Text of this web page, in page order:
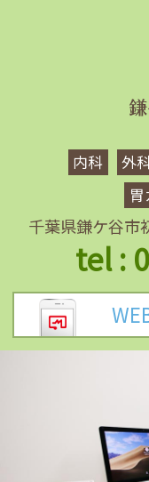
内科 外
千葉県鎌ケ谷市